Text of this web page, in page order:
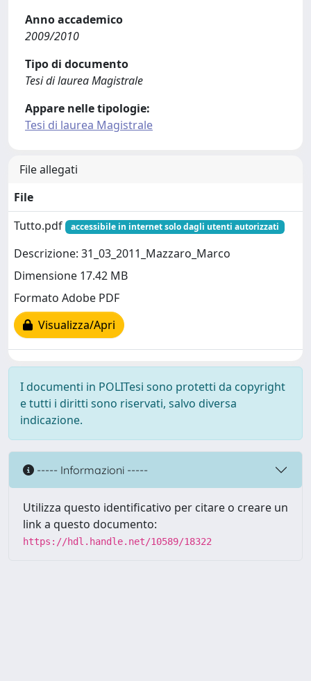
Anno accademico
2009/2010
Tipo di documento
Tesi di laurea Magistrale
Appare nelle tipologie:
Tesi di laurea Magistrale
File allegati
File
Tutto.pdf
accessibile in internet solo dagli utenti autorizzati
Descrizione: 31_03_2011_Mazzaro_Marco
Dimensione 17.42 MB
Formato Adobe PDF
Visualizza/Apri
I documenti in POLITesi sono protetti da copyright
e tutti i diritti sono riservati, salvo diversa
indicazione.
----- Informazioni -----
Utilizza questo identificativo per citare o creare un
link a questo documento:
https://hdl.handle.net/10589/18322